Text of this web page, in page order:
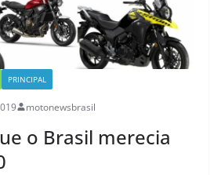
PRINCIPAL
motonewsbrasil
o Brasil merecia